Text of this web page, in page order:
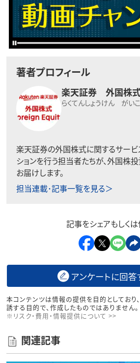
著者プロフィール
楽天証券 外国株
らくてんしょうけん がい
楽天証券の外国株式に関するサービ
ションを行う担当者たちが、外国株
お届けします。
担当連載･記事一覧を見る＞
記事をシェアもしく
アンケートに回答
本コンテンツは情報の提供を目的としており
誘する目的で、作成したものではありません。
※リスク・費用・情報提供について >>
関連記事